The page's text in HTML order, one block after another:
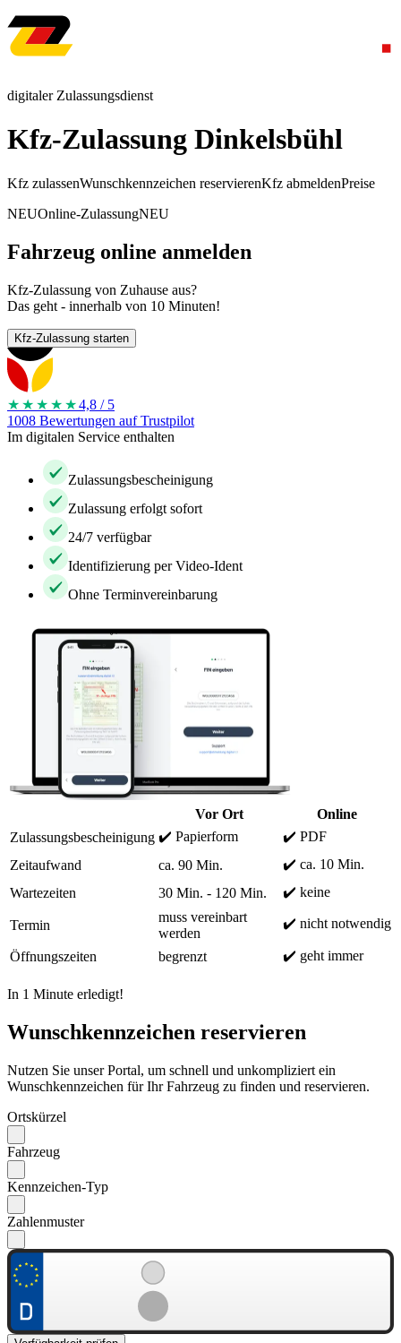
digitaler Zulassungsdienst
Kfz-Zulassung Dinkelsbühl
Kfz zulassenWunschkennzeichen reservierenKfz abmeldenPreise
NEUOnline-ZulassungNEU
Fahrzeug online anmelden
Kfz-Zulassung von Zuhause aus?
Das geht - innerhalb von 10 Minuten!
Kfz-Zulassung starten
★★★★ ★4,8 / 5
1008 Bewertungen auf Trustpilot
Im digitalen Service enthalten
Zulassungsbescheinigung
Zulassung erfolgt sofort
24/7 verfügbar
Identifizierung per Video-Ident
Ohne Terminvereinbarung
Vor Ort
Online
Zulassungsbescheinigung ✔️ Papierform
✔️ PDF
Zeitaufwand
ca. 90 Min.
✔️ ca. 10 Min.
Wartezeiten
30 Min. - 120 Min. ✔️ keine
Termin
muss vereinbart
werden
✔️ nicht notwendig
Öffnungszeiten begrenzt ✔️ geht immer
In 1 Minute erledigt!
Wunschkennzeichen reservieren
Nutzen Sie unser Portal, um schnell und unkompliziert ein
Wunschkennzeichen für Ihr Fahrzeug zu finden und reservieren.
Ortskürzel
Fahrzeug
Kennzeichen-Typ
Zahlenmuster